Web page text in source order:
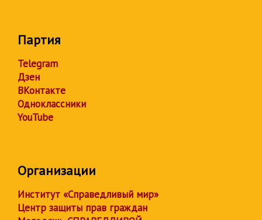
Партия
Telegram
Дзен
ВКонтакте
Одноклассники
YouTube
Организации
Институт «Справедливый мир»
Центр защиты прав граждан